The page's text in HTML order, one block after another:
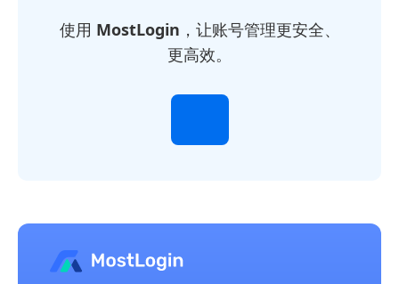
使用 MostLogin ，让账号管理更安全、
更高效。